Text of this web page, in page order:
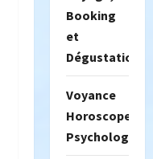
Booking
et
Dégustation
Voyance
Horoscope
Psychologie